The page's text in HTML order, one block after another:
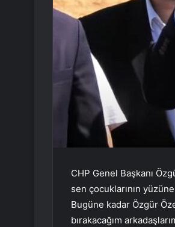
CHP Genel Başkanı
sen çocuklarının
Bugüne kadar Özgür
bırakacağım